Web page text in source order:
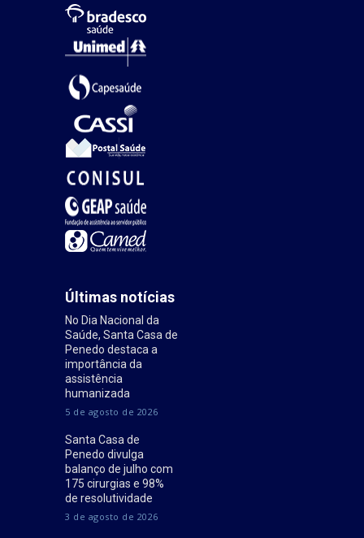
Últimas notícias
No Dia Nacional da
Saúde, Santa Casa de
Penedo destaca a
importância da
assistência
humanizada
5 de agosto de 2026
Santa Casa de
Penedo divulga
balanço de julho com
175 cirurgias e 98%
de resolutividade
3 de agosto de 2026